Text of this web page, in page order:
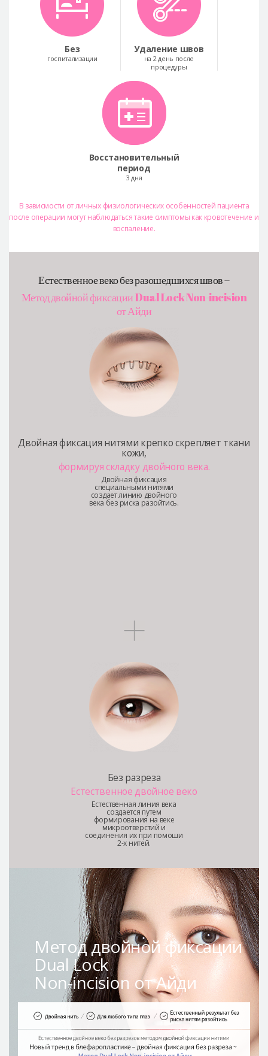
Без
госпитализации
Удаление швов
на 2 день после
процедуры
Восстановительный
период
3 дня
В зависмости от личных физиологических особенностей пациента
после операции могут наблюдаться такие симптомы как кровотечение и
воспаление.
Естественное веко без разошедшихся швов –
Метод двойной фиксации Dual Lock Non-incision
от Айди
Двойная фиксация нитями крепко скрепляет ткани
кожи,
формируя складку двойного века.
Двойная фиксация
специальными нитями
создает линию двойного
века без риска разойтись.
Без разреза
Естественное двойное веко
Естественная линия века
создается путем
формирования на веке
микроотверстий и
соединения их при помоши
2-х нитей.
Метод двойной фиксации
Dual Lock
Non-incision от Айди